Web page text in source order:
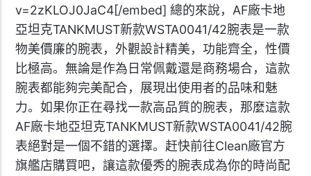
v=2zKLOJ0JaC4[/embed] 總的來說，AF廠卡地
亞坦克TANKMUST新款WSTA0041/42腕表是一款
物美價廉的腕表，外觀設計精美，功能齊全，性價
比極高。無論是作為日常佩戴還是商務場合，這款
腕表都能夠完美配合，展現出使用者的品味和魅
力。如果你正在尋找一款高品質的腕表，那麼這款
AF廠卡地亞坦克TANKMUST新款WSTA0041/42腕
表絕對是一個不錯的選擇。赶快前往Clean廠官方
旗艦店購買吧，讓這款優秀的腕表成為你的時尚配